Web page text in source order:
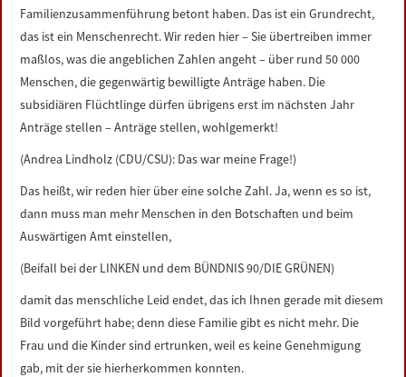
Familienzusammenführung betont haben. Das ist ein Grundrecht,
das ist ein Menschenrecht. Wir reden hier – Sie übertreiben immer
maßlos, was die angeblichen Zahlen angeht – über rund 50 000
Menschen, die gegenwärtig bewilligte Anträge haben. Die
subsidiären Flüchtlinge dürfen übrigens erst im nächsten Jahr
Anträge stellen – Anträge stellen, wohlgemerkt!
(Andrea Lindholz (CDU/CSU): Das war meine Frage!)
Das heißt, wir reden hier über eine solche Zahl. Ja, wenn es so ist,
dann muss man mehr Menschen in den Botschaften und beim
Auswärtigen Amt einstellen,
(Beifall bei der LINKEN und dem BÜNDNIS 90/DIE GRÜNEN)
damit das menschliche Leid endet, das ich Ihnen gerade mit diesem
Bild vorgeführt habe; denn diese Familie gibt es nicht mehr. Die
Frau und die Kinder sind ertrunken, weil es keine Genehmigung
gab, mit der sie hierherkommen konnten.